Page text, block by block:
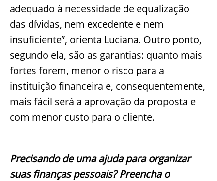
adequado à necessidade de equalização
das dívidas, nem excedente e nem
insuficiente”, orienta Luciana. Outro ponto,
segundo ela, são as garantias: quanto mais
fortes forem, menor o risco para a
instituição financeira e, consequentemente,
mais fácil será a aprovação da proposta e
com menor custo para o cliente.
Precisando de uma ajuda para organizar
suas finanças pessoais? Preencha o